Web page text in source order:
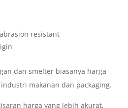
resistant
dan smelter biasanya harga
makanan dan packaging.
harga yang lebih akurat,